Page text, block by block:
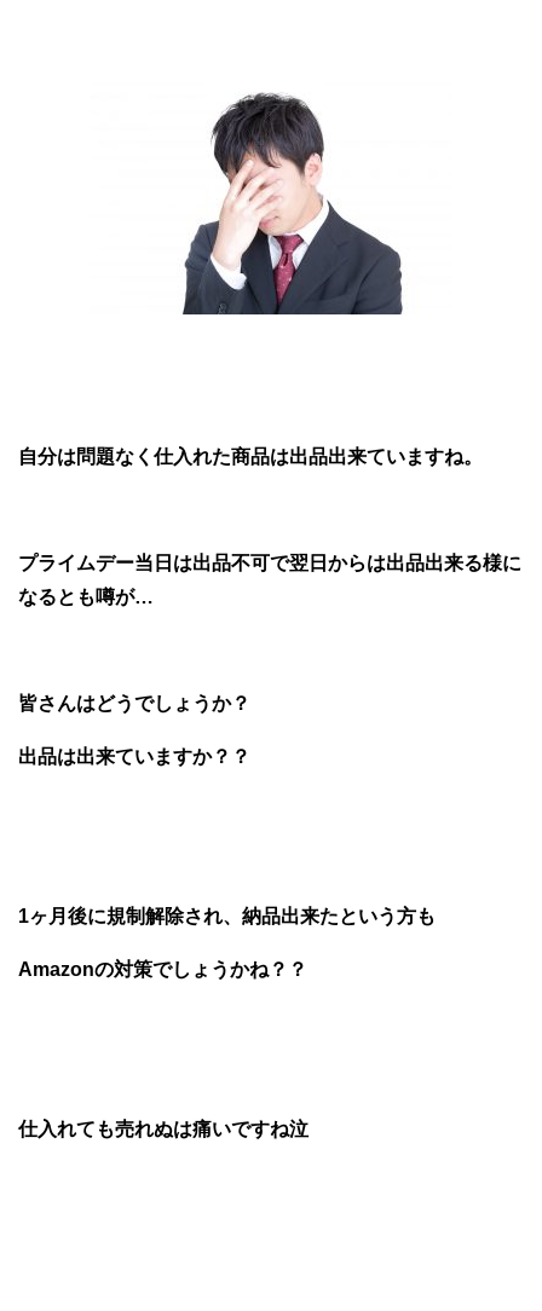
自分は問題なく仕入れた商品は出品出来ていますね。
プライムデー当日は出品不可で翌日からは出品出来る様に
なるとも噂が…
皆さんはどうでしょうか？
出品は出来ていますか？？
1ヶ月後に規制解除され、納品出来たという方も
Amazonの対策でしょうかね？？
仕入れても売れぬは痛いですね泣